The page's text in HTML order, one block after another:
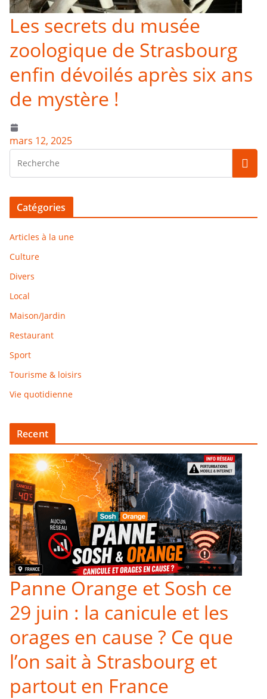
Les secrets du musée
zoologique de Strasbourg
enfin dévoilés après six ans
de mystère !
mars 12, 2025
Catégories
Articles à la une
Culture
Divers
Local
Maison/Jardin
Restaurant
Sport
Tourisme & loisirs
Vie quotidienne
Recent
Panne Orange et Sosh ce
29 juin : la canicule et les
orages en cause ? Ce que
l’on sait à Strasbourg et
partout en France